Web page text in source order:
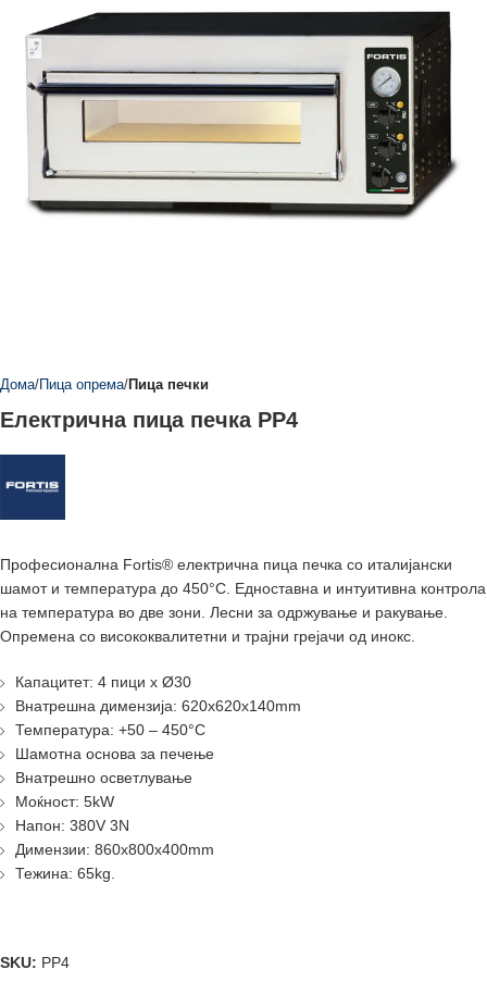
Дома Пица опрема Пица печки
Електрична пица печка PP4
Професионална Fortis® електрична пица печка со италијански
шамот и температура до 450°C. Едноставна и интуитивна контрола
на температура во две зони. Лесни за одржување и ракување.
Опремена со висококвалитетни и трајни грејачи од инокс.
Капацитет: 4 пици x Ø30
Внатрешна димензија: 620x620x140mm
Температура: +50 – 450°C
Шамотна основа за печење
Внатрешно осветлување
Моќност: 5kW
Напон: 380V 3N
Димензии: 860x800x400mm
Тежина: 65kg.
SKU: PP4